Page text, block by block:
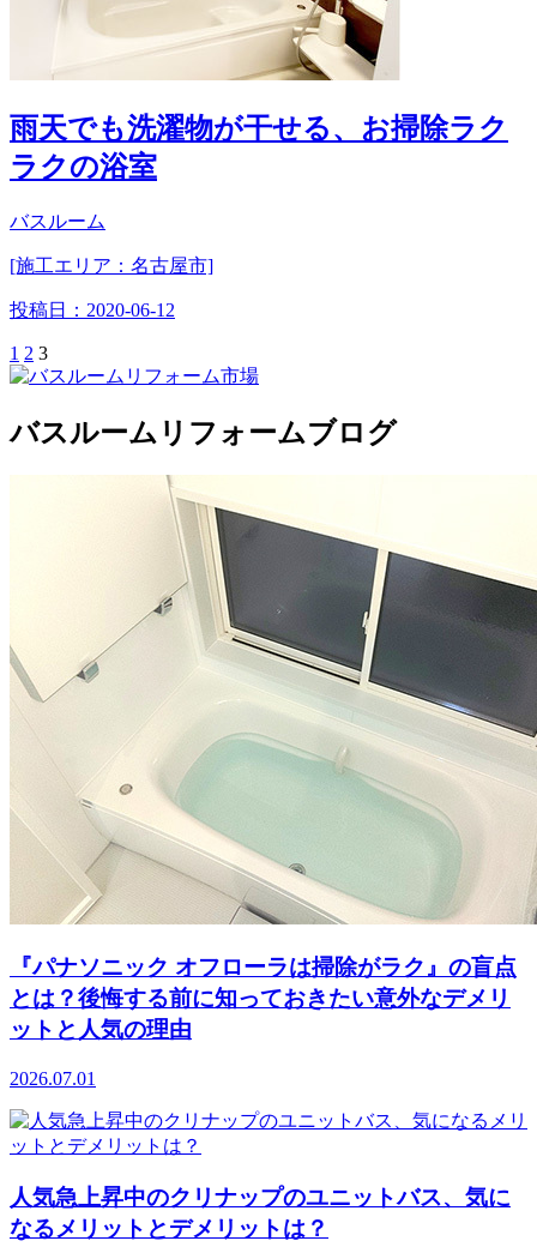
雨天でも洗濯物が干せる、お掃除ラク
ラクの浴室
バスルーム
[施工エリア：名古屋市]
投稿日： 2020-06-12
1 2 3
バスルームリフォームブログ
『パナソニック オフローラは掃除がラク』の盲点
とは？後悔する前に知っておきたい意外なデメリ
ットと人気の理由
2026.07.01
人気急上昇中のクリナップのユニットバス、気に
なるメリットとデメリットは？